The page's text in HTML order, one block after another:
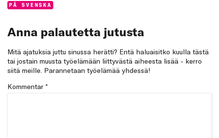
Categories:
PÅ SVENSKA
Anna palautetta jutusta
Mitä ajatuksia juttu sinussa herätti? Entä haluaisitko kuulla tästä
tai jostain muusta työelämään liittyvästä aiheesta lisää - kerro
siitä meille. Parannetaan työelämää yhdessä!
Kommentar *